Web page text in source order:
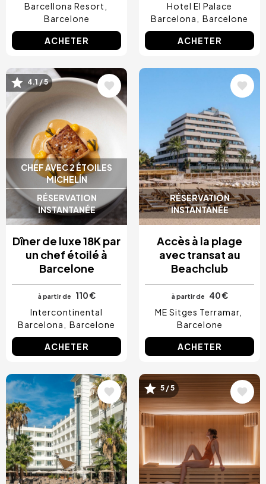
Barcellona Resort
Barcelone
ACHETER
Hotel El Palace
Barcelona
Barcelone
ACHETER
CHEF AVEC 2 ÉTOILES
MICHELÍN
RÉSERVATION
INSTANTANÉE
Image
4.1 / 5
Dîner de luxe 18K par
un chef étoilé à
Barcelone
à partir de
110 €
Intercontinental
Barcelona
Barcelone
ACHETER
RÉSERVATION
INSTANTANÉE
Accès à la plage
avec transat au
Beachclub
à partir de
40 €
ME Sitges Terramar
Barcelone
ACHETER
Image Image
5 / 5